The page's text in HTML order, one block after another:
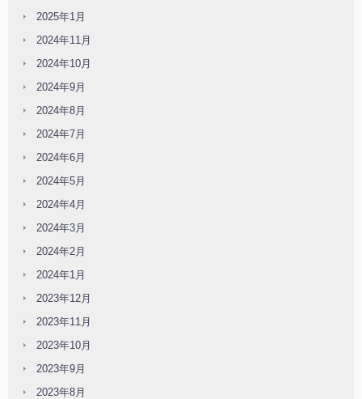
2025年1月
2024年11月
2024年10月
2024年9月
2024年8月
2024年7月
2024年6月
2024年5月
2024年4月
2024年3月
2024年2月
2024年1月
2023年12月
2023年11月
2023年10月
2023年9月
2023年8月